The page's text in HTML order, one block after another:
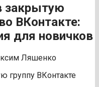
закрытую
ВКонтакте:
для новичков
Ляшенко